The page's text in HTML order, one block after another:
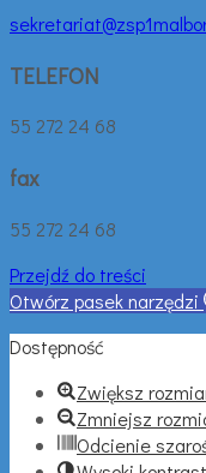
TELEFON
55 272 24 68
fax
55 272 24 68
Przejdź do treści
Otwórz pasek narzędzi
Dostępność
Zwiększ
Zmniejsz
Odcienie